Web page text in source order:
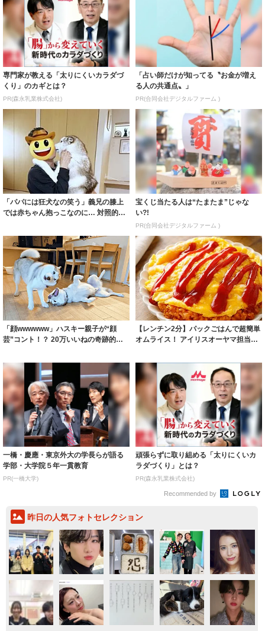
専門家が教える「太りにくいカラダづ
くり」のカギとは？
PR(森永乳業株式会社)
「占い師だけが知ってる〝お金が増え
る人の共通点〟」
PR(合同会社デジタルファーム )
「パパには狂犬なの笑う」義兄の膝上
では赤ちゃん抱っこなのに… 対照的な
宝くじ当たる人は“たまたま”じゃな
い?!
PR(合同会社デジタルファーム )
「顔wwwwww」ハスキー親子が“顔
芸”コント！？ 20万いいねの奇跡的瞬
【レンチン2分】パックごはんで超簡単
オムライス！ アイリスオーヤマ担当者
一橋・慶應・東京外大の学長らが語る
学部・大学院５年一貫教育
PR(一橋大学)
頑張らずに取り組める「太りにくいカ
ラダづくり」とは？
PR(森永乳業株式会社)
Recommended by
昨日の人気フォトセレクション